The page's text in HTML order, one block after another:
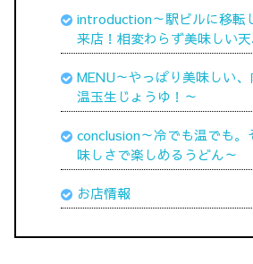
introduction～駅ビルに移転
来店！相変わらず美味しい天
MENU～やっぱり美味しい
温玉生じょうゆ！～
conclusion～冷でも温でも。
味しさで楽しめるうどん～
お店情報